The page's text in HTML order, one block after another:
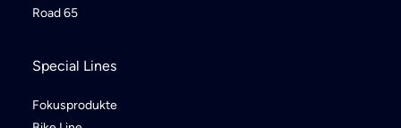
Road 65
Special Lines
Fokusprodukte